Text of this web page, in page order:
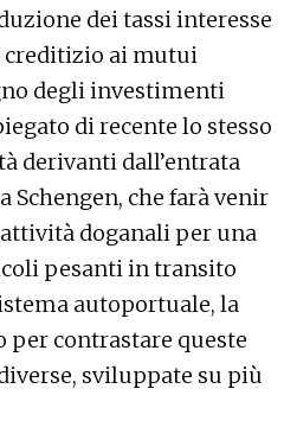
dei tassi interesse
creditizio ai mutui
degli investimenti
di recente lo stesso
derivanti dall’entrata
Schengen, che farà venir
doganali per una
pesanti in transito
autoportuale, la
per contrastare queste
sviluppate su più